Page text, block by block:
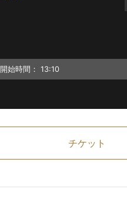
開始時間： 13:10
チケット